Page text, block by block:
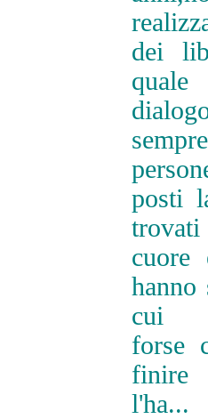
dei
posti
trovati
cuore
hanno
cui
forse
finire
l'ha...